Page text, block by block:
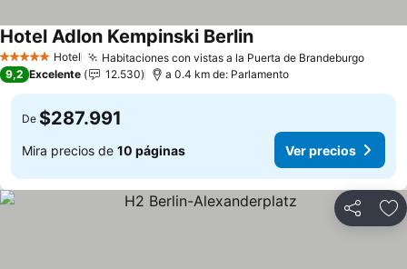
5 Estrellas Hotel Habitaciones con vistas a la Puerta de Brandeburgo
Hotel Adlon Kempinski Berlin
9,2 Excelente 12.530 a 0.4 km de: Parlamento
De $287.991
Mira precios de 10 páginas Ver precios
Compartir